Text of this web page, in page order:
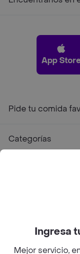
App
Pide tu comida
Categorías
©2026
Ingresa
Mejor servicio,